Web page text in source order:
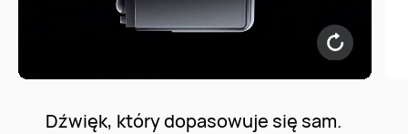
Dźwięk, który dopasowuje się sam.